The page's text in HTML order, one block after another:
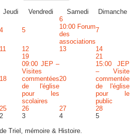
Jeudi Vendredi Samedi Dimanche
4 5
6
10:00 Forum
des
associations
7
11 12 13 14
18
19
09:00 JEP –
Visites
commentées
de l'église
pour les
scolaires
20
21
15:00 JEP
– Visite
commentée
de l'église
pour le
public
25 26 27
28
2 3 4
5
Triel, mémoire & Histoire.